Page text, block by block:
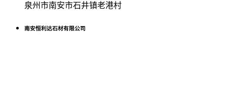
泉州市南安市石井镇老港村
南安恒利达石材有限公司